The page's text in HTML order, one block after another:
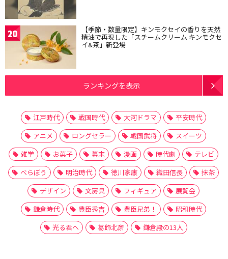
20 【季節・数量限定】キンモクセイの香りを天然
精油で再現した「スチームクリーム キンモクセ
イ&茶」新登場
ランキングを表示
江戸時代 戦国時代 大河ドラマ
平安時代
アニメ
ロングセラー 戦国武将
スイーツ
雑学
お菓子 幕末 漫画 時代劇
テレビ
べらぼう
明治時代 徳川家康 織田信長
抹茶
デザイン
文房具 フィギュア
展覧会
鎌倉時代
豊臣秀吉 豊臣兄弟！
昭和時代
光る君へ
葛飾北斎 鎌倉殿の13人